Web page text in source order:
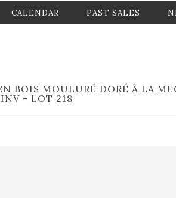
CALENDAR PAST SALES
BOIS MOULURÉ DORÉ À LA
- LOT 218